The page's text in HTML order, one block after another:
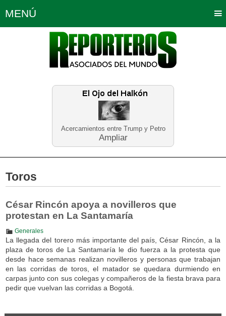
Acercamientos entre Trump y Petro
Ampliar
MENÚ
Política Opinión Bogotá
Planeta Tierra Deportes
Educación Neira
Toros
César Rincón apoya a novilleros que
protestan en La Santamaría
Generales
La llegada del torero más importante del país, César Rincón, a la
plaza de toros de La Santamaría le dio fuerza a la protesta que
desde hace semanas realizan novilleros y personas que trabajan
en las corridas de toros, el matador se quedara durmiendo en
carpas junto con sus colegas y compañeros de la fiesta brava para
pedir que vuelvan las corridas a Bogotá.